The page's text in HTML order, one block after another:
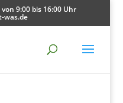
9:00 bis 16:00 Uhr
was.de